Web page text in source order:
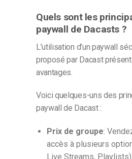
Quels sont les
paywall de Dacasts ?
L’utilisation d’un paywall
proposé par Dacast
avantages.
Voici quelques-uns des
paywall de Dacast :
Prix de groupe:
accès à plusieurs
Live Streams, Playlists).